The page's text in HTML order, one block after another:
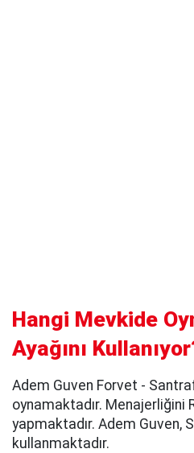
Hangi Mevkide
Ayağını
Adem Guven Forvet -
oynamaktadır.
yapmaktadır. Adem Guven,
kullanmaktadır.